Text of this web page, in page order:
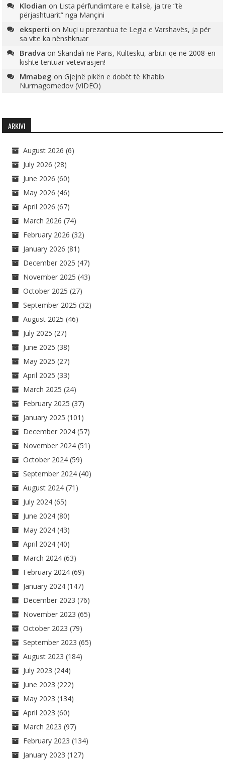
Klodian on Lista përfundimtare e Italisë, ja tre “të
përjashtuarit” nga Mançini
eksperti on Muçi u prezantua te Legia e Varshavës, ja për
sa vite ka nënshkruar
Bradva onSkandali në Paris, Kultesku, arbitri që në 2008-ën
kishte tentuar vetëvrasjen!
Mmabeg onGjejnë pikën e dobët të Khabib
Nurmagomedov (VIDEO)
ARKIVI
August 2026 (6)
July 2026 (28)
June 2026 (60)
May 2026 (46)
April 2026 (67)
March 2026 (74)
February 2026 (32)
January 2026 (81)
December 2025 (47)
November 2025 (43)
October 2025 (27)
September 2025 (32)
August 2025 (46)
July 2025 (27)
June 2025 (38)
May 2025 (27)
April 2025 (33)
March 2025 (24)
February 2025 (37)
January 2025 (101)
December 2024 (57)
November 2024 (51)
October 2024 (59)
September 2024 (40)
August 2024 (71)
July 2024 (65)
June 2024 (80)
May 2024 (43)
April 2024 (40)
March 2024 (63)
February 2024 (69)
January 2024 (147)
December 2023 (76)
November 2023 (65)
October 2023 (79)
September 2023 (65)
August 2023 (184)
July 2023 (244)
June 2023 (222)
May 2023 (134)
April 2023 (60)
March 2023 (97)
February 2023 (134)
January 2023 (127)